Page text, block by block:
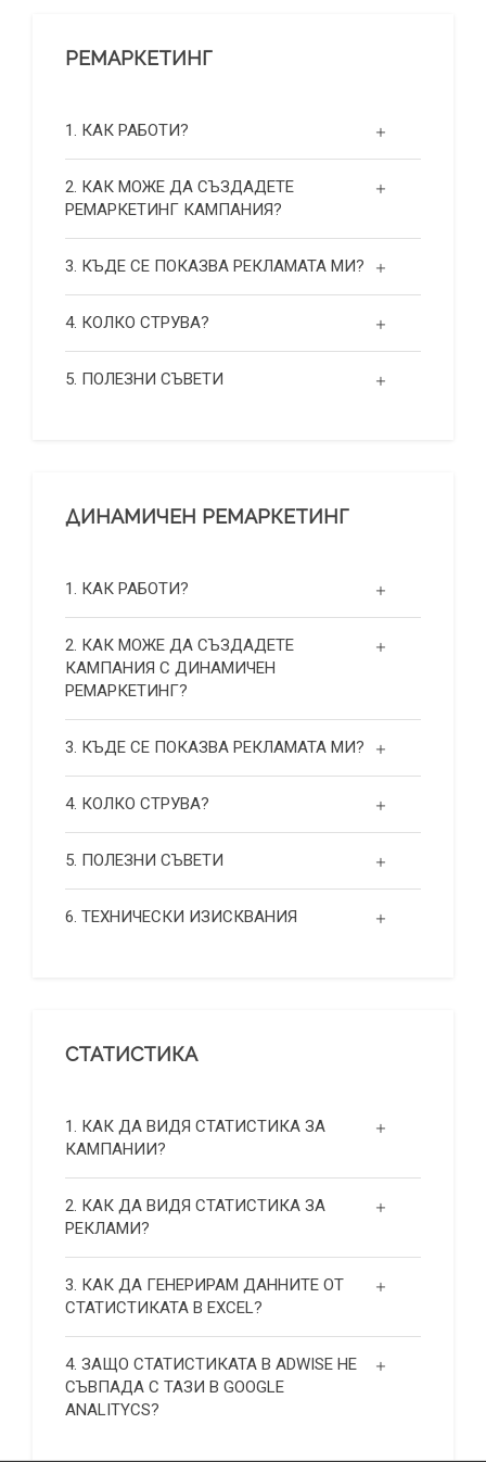
РЕМАРКЕТИНГ
1. КАК РАБОТИ?
2. КАК МОЖЕ ДА СЪЗДАДЕТЕ
РЕМАРКЕТИНГ КАМПАНИЯ?
3. КЪДЕ СЕ ПОКАЗВА РЕКЛАМАТА МИ?
4. КОЛКО СТРУВА?
5. ПОЛЕЗНИ СЪВЕТИ
ДИНАМИЧЕН РЕМАРКЕТИНГ
1. КАК РАБОТИ?
2. КАК МОЖЕ ДА СЪЗДАДЕТЕ
КАМПАНИЯ С ДИНАМИЧЕН
РЕМАРКЕТИНГ?
3. КЪДЕ СЕ ПОКАЗВА РЕКЛАМАТА МИ?
4. КОЛКО СТРУВА?
5. ПОЛЕЗНИ СЪВЕТИ
6. ТЕХНИЧЕСКИ ИЗИСКВАНИЯ
СТАТИСТИКА
1. КАК ДА ВИДЯ СТАТИСТИКА ЗА
КАМПАНИИ?
2. КАК ДА ВИДЯ СТАТИСТИКА ЗА
РЕКЛАМИ?
3. КАК ДА ГЕНЕРИРАМ ДАННИТЕ ОТ
СТАТИСТИКАТА В EXCEL?
4. ЗАЩО СТАТИСТИКАТА В ADWISE НЕ
СЪВПАДА С ТАЗИ В GOOGLE
ANALITYCS?